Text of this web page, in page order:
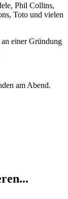
Phil Collins,
Toto und vielen
einer Gründung
am Abend.